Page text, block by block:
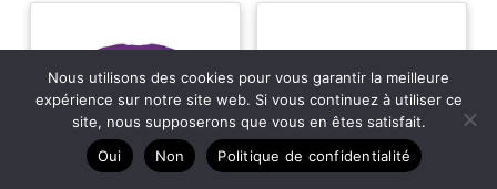
Que vous soyez athlète ou
intelligente booste votre
motivation pour une amélioration
constante. ✅[Santé 24/7 :
Capteur Optique Haute
Performance] Priorisez votre
bien-être avec notre capteur
optique avancé de nouvelle
Nous utilisons des cookies pour vous garantir la meilleure
expérience sur notre site web. Si vous continuez à utiliser ce
site, nous supposerons que vous en êtes satisfait.
Oui
Non Politique de confidentialité